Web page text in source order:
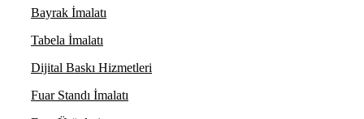
Bayrak İmalatı
Tabela İmalatı
Dijital Baskı Hizmetleri
Fuar Standı İmalatı